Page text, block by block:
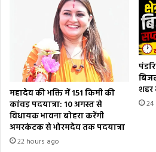
महादेव की भक्ति में 151 किमी की
कांवड़ पदयात्रा: 10 अगस्त से
विधायक भावना बोहरा करेंगी
अमरकंटक से भोरमदेव तक पदयात्रा
22 hours ago
शहर